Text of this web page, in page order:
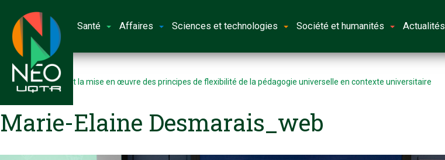
Santé Affaires Sciences et technologies Société et humanités Actualités
Accueil
L’appropriation et la mise en œuvre des principes de flexibilité de la pédagogie universelle en contexte universitaire
québécois
Marie-Elaine Desmarais_web